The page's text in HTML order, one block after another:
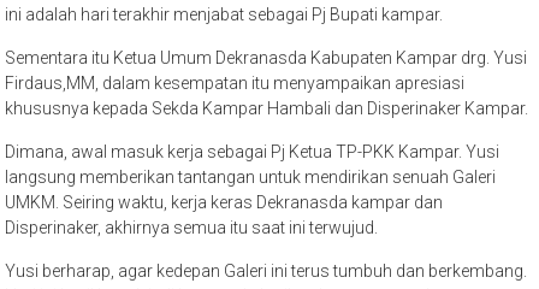
ini adalah hari terakhir menjabat sebagai Pj Bupati kampar.
Sementara itu Ketua Umum Dekranasda Kabupaten Kampar drg. Yusi
Firdaus,MM, dalam kesempatan itu menyampaikan apresiasi
khususnya kepada Sekda Kampar Hambali dan Disperinaker Kampar.
Dimana, awal masuk kerja sebagai Pj Ketua TP-PKK Kampar. Yusi
langsung memberikan tantangan untuk mendirikan senuah Galeri
UMKM. Seiring waktu, kerja keras Dekranasda kampar dan
Disperinaker, akhirnya semua itu saat ini terwujud.
Yusi berharap, agar kedepan Galeri ini terus tumbuh dan berkembang.